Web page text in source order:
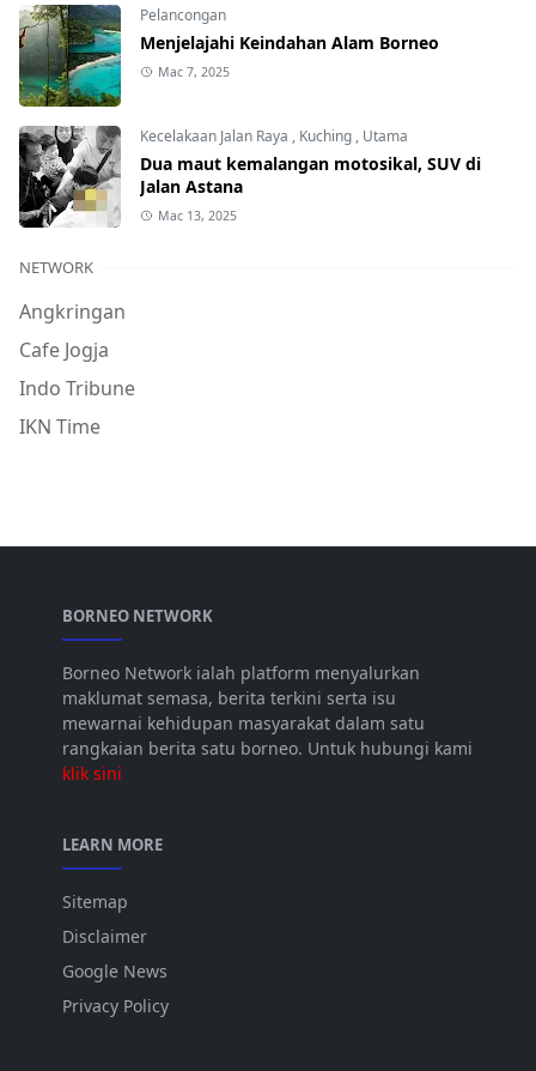
Pelancongan
Menjelajahi Keindahan Alam Borneo
Mac 7, 2025
Kecelakaan Jalan Raya , Kuching , Utama
Dua maut kemalangan motosikal, SUV di
Jalan Astana
Mac 13, 2025
NETWORK
Angkringan
Cafe Jogja
Indo Tribune
IKN Time
BORNEO NETWORK
Borneo Network ialah platform menyalurkan
maklumat semasa, berita terkini serta isu
mewarnai kehidupan masyarakat dalam satu
rangkaian berita satu borneo. Untuk hubungi kami
klik sini
LEARN MORE
Sitemap
Disclaimer
Google News
Privacy Policy